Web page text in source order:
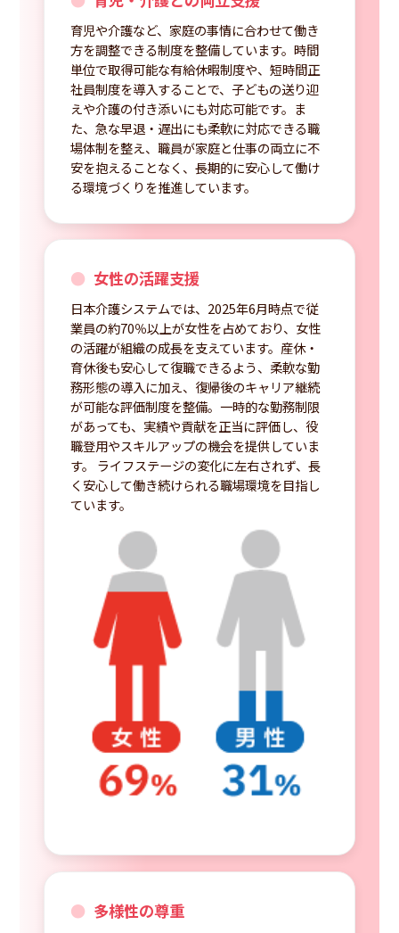
育児や介護など、家庭の事情に合わせて働き
方を調整できる制度を整備しています。時間
単位で取得可能な有給休暇制度や、短時間正
社員制度を導入することで、子どもの送り迎
えや介護の付き添いにも対応可能です。ま
た、急な早退・遅出にも柔軟に対応できる職
場体制を整え、職員が家庭と仕事の両立に不
安を抱えることなく、長期的に安心して働け
る環境づくりを推進しています。
女性の活躍支援
日本介護システムでは、2025年6月時点で従
業員の約70％以上が女性を占めており、女性
の活躍が組織の成長を支えています。産休・
育休後も安心して復職できるよう、柔軟な勤
務形態の導入に加え、復帰後のキャリア継続
が可能な評価制度を整備。一時的な勤務制限
があっても、実績や貢献を正当に評価し、役
職登用やスキルアップの機会を提供していま
す。 ライフステージの変化に左右されず、長
く安心して働き続けられる職場環境を目指し
ています。
多様性の尊重